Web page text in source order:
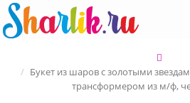
Букет из шаров с золотыми
трансформером из м/ф,